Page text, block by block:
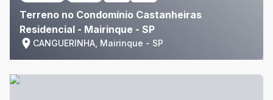
Terreno no Condomínio Castanheiras
Residencial - Mairinque - SP
CANGUERINHA, Mairinque - SP